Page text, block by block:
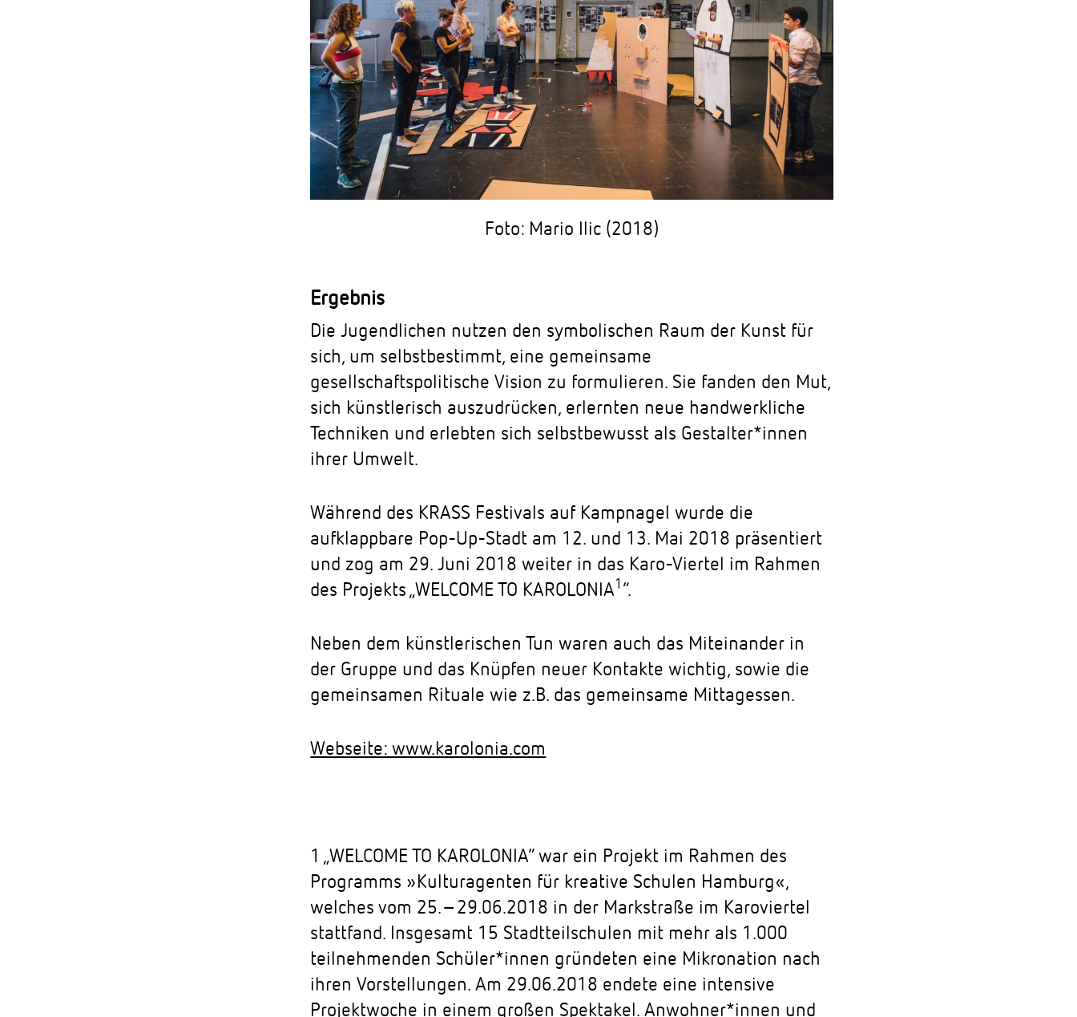
Foto: Mario Ilic (2018)
Ergebnis
Die Jugendlichen nutzen den symbolischen Raum der Kunst für
sich, um selbstbestimmt, eine gemeinsame
gesellschaftspolitische Vision zu formulieren. Sie fanden den Mut,
sich künstlerisch auszudrücken, erlernten neue handwerkliche
Techniken und erlebten sich selbstbewusst als Gestalter*innen
ihrer Umwelt.
Während des KRASS Festivals auf Kampnagel wurde die
aufklappbare Pop-Up-Stadt am 12. und 13. Mai 2018 präsentiert
und zog am 29. Juni 2018 weiter in das Karo-Viertel im Rahmen
des Projekts „WELCOME TO KAROLONIA1 “.
Neben dem künstlerischen Tun waren auch das Miteinander in
der Gruppe und das Knüpfen neuer Kontakte wichtig, sowie die
gemeinsamen Rituale wie z.B. das gemeinsame Mittagessen.
Webseite: www.karolonia.com
1 „WELCOME TO KAROLONIA“ war ein Projekt im Rahmen des
Programms »Kulturagenten für kreative Schulen Hamburg«,
welches vom 25.–29.06.2018 in der Markstraße im Karoviertel
stattfand. Insgesamt 15 Stadtteilschulen mit mehr als 1.000
teilnehmenden Schüler*innen gründeten eine Mikronation nach
ihren Vorstellungen. Am 29.06.2018 endete eine intensive
Projektwoche in einem großen Spektakel. Anwohner*innen und